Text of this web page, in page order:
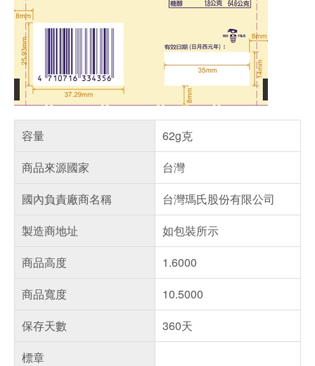
容量
62g克
商品來源國家
台灣
國內負責廠商名稱
台灣瑪氏股份有限公司
製造商地址
如包裝所示
商品高度
1.6000
商品寬度
10.5000
保存天數
360天
標章